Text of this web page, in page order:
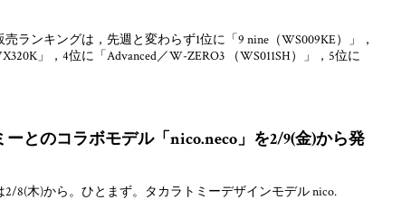
ランキングは，先週と変わらず1位に「9 nine（WS009KE）」，
」，4位に「Advanced／W-ZERO3 （WS011SH）」，5位に
とのコラボモデル「nico.neco」を2/9(金)から発
8(木)から。ひとまず。タカラトミーデザインモデル nico.